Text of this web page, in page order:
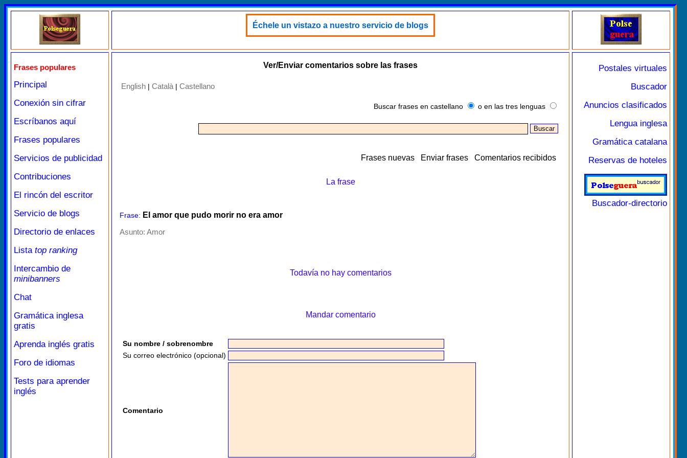
Échele un vistazo a nuestro servicio de blogs
Frases populares
Principal
Conexión sin cifrar
Escríbanos aquí
Frases populares
Servicios de publicidad
Contribuciones
El rincón del escritor
Servicio de blogs
Directorio de enlaces
Lista top ranking
Intercambio de
minibanners
Chat
Gramática inglesa
gratis
Aprenda inglés gratis
Foro de idiomas
Tests para aprender
inglés
Ver/Enviar comentarios sobre las frases
English | Català| Castellano
Buscar frases en castellano o en las tres lenguas
Frases nuevas Enviar frases Comentarios recibidos
La frase
Frase: El amor que pudo morir no era amor
Asunto: Amor
Todavía no hay comentarios
Mandar comentario
Su nombre / sobrenombre
Su correo electrónico (opcional)
Comentario
Postales virtuales
Buscador
Anuncios clasificados
Lengua inglesa
Gramática catalana
Reservas de hoteles
Buscador-directorio